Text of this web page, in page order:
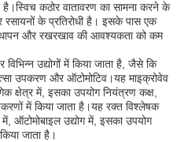
कठोर वातावरण का सामना करने के
के प्रतिरोधी है। इसके पास एक
और रखरखाव की आवश्यकता को कम
उद्योगों में किया जाता है, जैसे कि
उपकरण और ऑटोमोटिव।यह माइक्रोवेव
क्षेत्र में, इसका उपयोग नियंत्रण कक्ष,
में किया जाता है।यह रक्त विश्लेषक
ऑटोमोबाइल उद्योग में, इसका उपयोग
जाता है।